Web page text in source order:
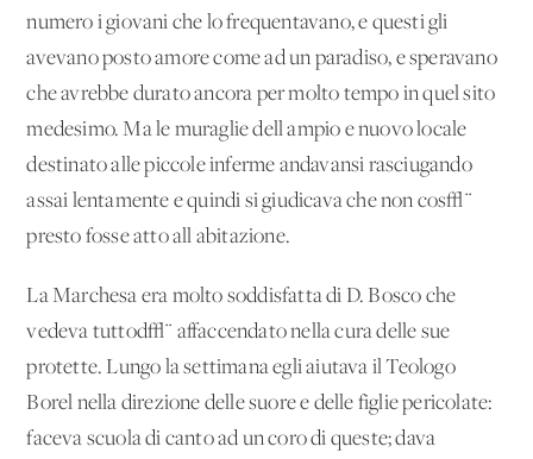
numero i giovani che lo frequentavano, e questi gli
avevano posto amore come ad un paradiso, e speravano
che avrebbe durato ancora per molto tempo in quel sito
medesimo. Ma le muraglie dell'ampio e nuovo locale
destinato alle piccole inferme andavansi rasciugando
assai lentamente e quindi si giudicava che non cos√¨
presto fosse atto all'abitazione.
La Marchesa era molto soddisfatta di D. Bosco che
vedeva tuttod√¨ affaccendato nella cura delle sue
protette. Lungo la settimana egli aiutava il Teologo
Borel nella direzione delle suore e delle figlie pericolate:
faceva scuola di canto ad un coro di queste; dava